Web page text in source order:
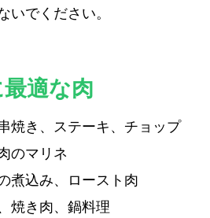
いでください。
適な肉
焼き、ステーキ、チョップ
のマリネ
煮込み、ロースト肉
焼き肉、鍋料理